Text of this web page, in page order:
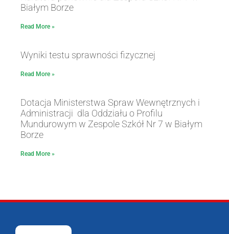
Białym Borze
Read More »
Wyniki testu sprawności fizycznej
Read More »
Dotacja Ministerstwa Spraw Wewnętrznych i
Administracji dla Oddziału o Profilu
Mundurowym w Zespole Szkół Nr 7 w Białym
Borze
Read More »